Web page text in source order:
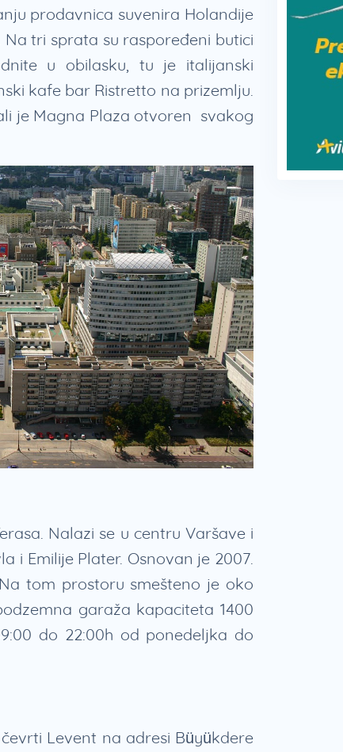
prodavnica suvenira Holandije
tri sprata su raspoređeni butici
u obilasku, tu je italijanski
kafe bar Ristretto na prizemlju.
je Magna Plaza otvoren svakog
Nalazi se u centru Varšave i
i Emilije Plater. Osnovan je 2007.
tom prostoru smešteno je oko
garaža kapaciteta 1400
do 22:00h od ponedeljka do
Levent na adresi Büyükdere